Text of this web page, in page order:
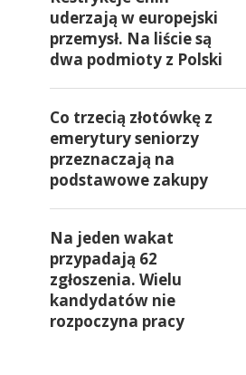
uderzają w europejski
przemysł. Na liście są
dwa podmioty z Polski
Co trzecią złotówkę z
emerytury seniorzy
przeznaczają na
podstawowe zakupy
Na jeden wakat
przypadają 62
zgłoszenia. Wielu
kandydatów nie
rozpoczyna pracy